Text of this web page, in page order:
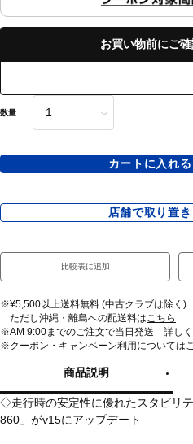
お買い物前にご
数量
カートに入れる
店舗で取り置き
比較表に追加
※¥5,500以上送料無料 (中古クラブは除く)
ただし沖縄・離島への配送料はこちら
※AM 9:00までのご注文で当日発送 詳し
※クーポン・キャンペーン利用については
商品説明
◇走行時の安定性に優れたスタビリ
860」がv15にアップデート